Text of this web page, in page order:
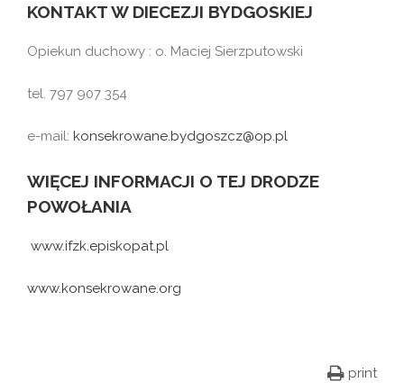
KONTAKT W DIECEZJI BYDGOSKIEJ
Opiekun duchowy : o. Maciej Sierzputowski
tel. 797 907 354
e-mail: konsekrowane.bydgoszcz@op.pl
WIĘCEJ INFORMACJI O TEJ DRODZE
POWOŁANIA
www.ifzk.episkopat.pl
www.konsekrowane.org
print